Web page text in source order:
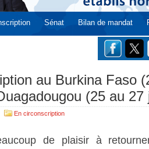
Sénat Bilan de mandat
au Burkina Faso
(25 au 27
En circonscription
de plaisir à